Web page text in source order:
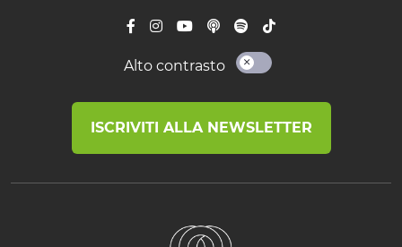
Alto contrasto
ISCRIVITI ALLA NEWSLETTER